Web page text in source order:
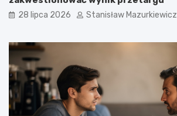
28 lipca 2026 Stanisław Mazurkiewicz